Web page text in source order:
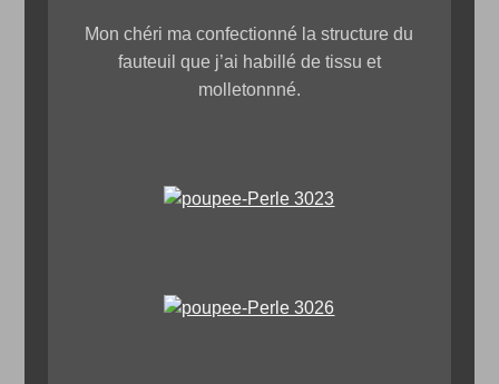
Mon chéri ma confectionné la structure du
fauteuil que j’ai habillé de tissu et
molletonnné.